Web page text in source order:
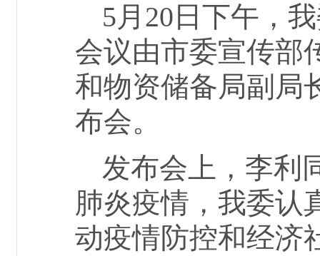
5月 20 日下午，
会议由市委宣传部
和物资储备局副局
布会。
发布会上，李利
肺炎疫情，我委认
动疫情防控和经济